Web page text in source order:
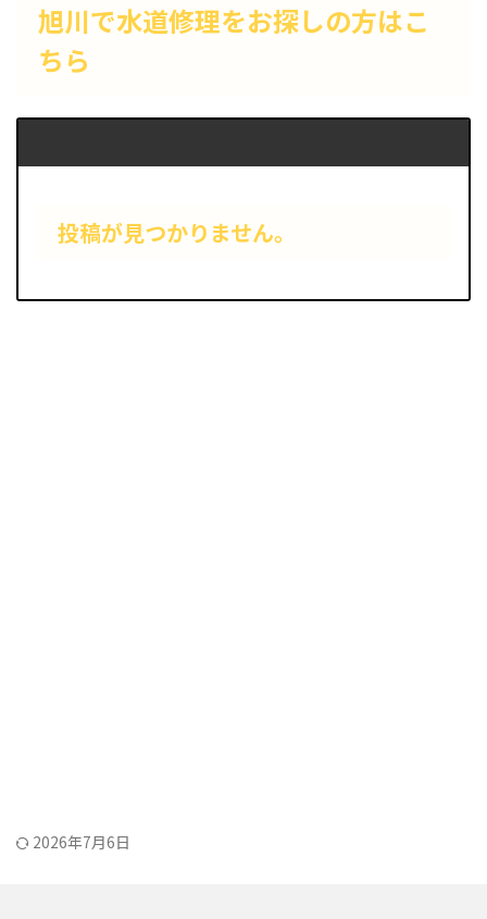
旭川で水道修理をお探しの方はこ
ちら
投稿が見つかりません。
2026年7月6日